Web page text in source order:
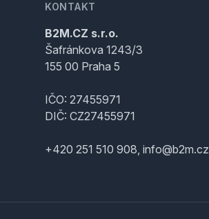
KONTAKT
B2M.CZ s.r.o.
Šafránkova 1243/3
155 00 Praha 5
IČO: 27455971
DIČ: CZ27455971
+420 251 510 908, info@b2m.cz